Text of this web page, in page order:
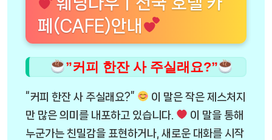
페(CAFE)안내
”커피 한잔 사 주실래요?”
“커피 한잔 사 주실래요?”
이 말은 작은 제스처지
만 많은 의미를 내포하고 있습니다.
이 말을 통해
누군가는 친밀감을 표현하거나, 새로운 대화를 시작